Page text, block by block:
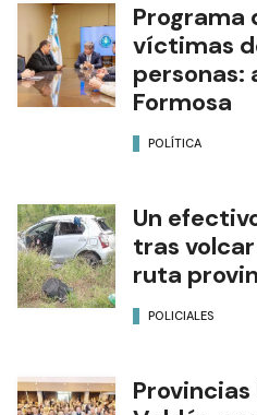
Programa
víctimas
personas:
Formosa
POLÍTICA
Un
tras
ruta
POLICIALES
Provincias